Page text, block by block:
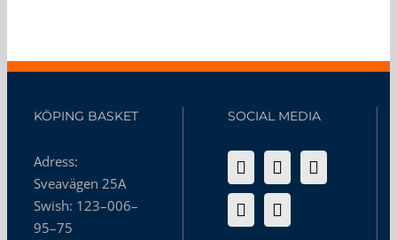
KÖPING BASKET
Adress:
Sveavägen 25A
Swish: 123–006–
95–75
SOCIAL MEDIA